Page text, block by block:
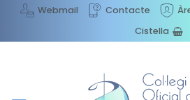
content
Webmail Contacte
Cistella